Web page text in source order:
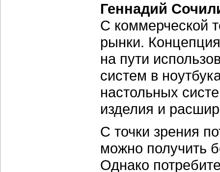
Геннадий
С коммерческой
рынки.
на пути
систем в
настольных
изделия и
С точки зрения
можно получить
Однако